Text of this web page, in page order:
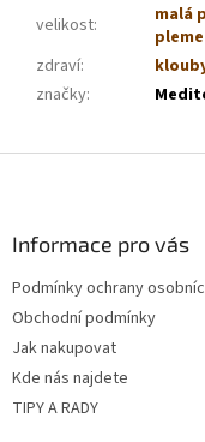
velikost: malá
zdraví:
značky:
Informace pro vás
Podmínky ochrany
Obchodní podmínky
Jak nakupovat
Kde nás najdete
TIPY A RADY